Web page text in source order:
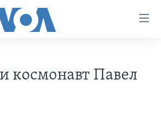
космонавт Павел